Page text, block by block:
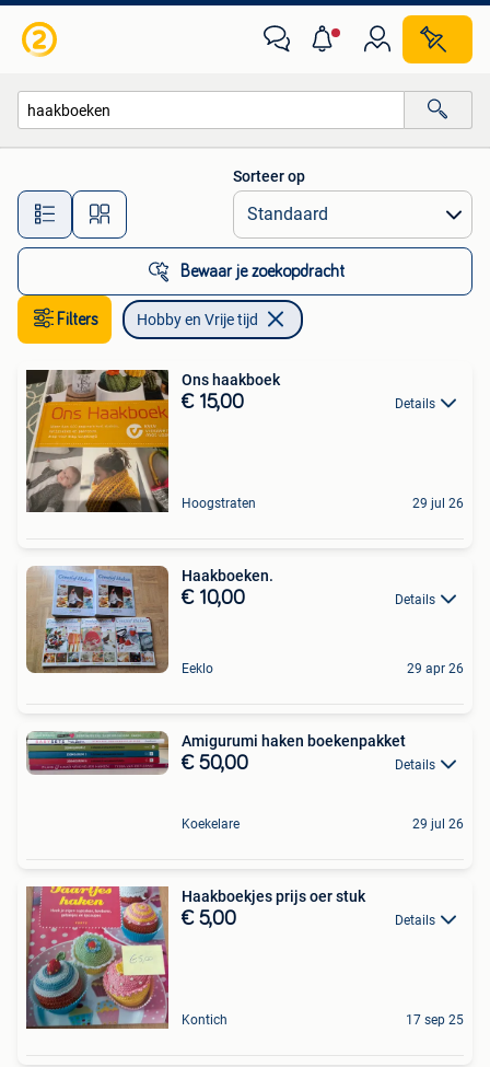
Alle afstanden…
Sorteer op
Bewaar je zoekopdracht
Filters Hobby en Vrije tijd
Ons haakboek
€ 15,00 Details
Hoogstraten 29 jul 26
Haakboeken.
€ 10,00 Details
Eeklo 29 apr 26
Amigurumi haken boekenpakket
€ 50,00 Details
Koekelare 29 jul 26
Haakboekjes prijs oer stuk
€ 5,00 Details
Kontich 17 sep 25